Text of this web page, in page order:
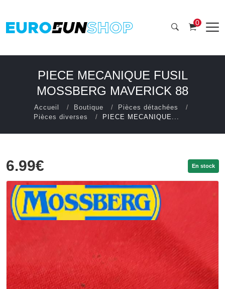
0
PIECE MECANIQUE FUSIL
MOSSBERG MAVERICK 88
Accueil Boutique
Pièces détachées
Pièces diverses
PIECE MECANIQUE...
6.99€ En stock